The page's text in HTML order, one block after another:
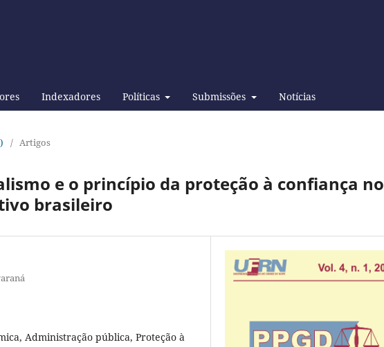
Indexadores Políticas Submissões Notícias
/ Artigos
e o princípio da proteção à confiança no
brasileiro
Administração pública, Proteção à